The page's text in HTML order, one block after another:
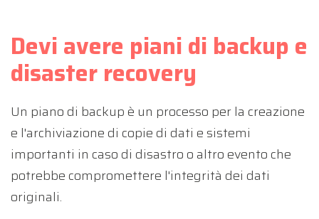
Devi avere piani di backup e
disaster recovery
Un piano di backup è un processo per la creazione
e l'archiviazione di copie di dati e sistemi
importanti in caso di disastro o altro evento che
potrebbe compromettere l'integrità dei dati
originali.